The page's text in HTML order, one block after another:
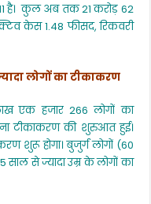
है। कुल अब तक 21 करोड़ 62
केस 1.48 फीसद, रिकवरी
लोगों का टीकाकरण
हजार 266 लोगों का
टीकाकरण की शुरुआत हुई।
शुरू होगा। बुजुर्ग लोगों (60
से ज्यादा उम्र के लोगों का